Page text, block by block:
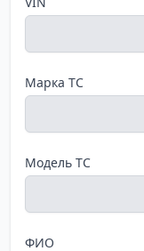
Марка ТС
Модель ТС
ФИО